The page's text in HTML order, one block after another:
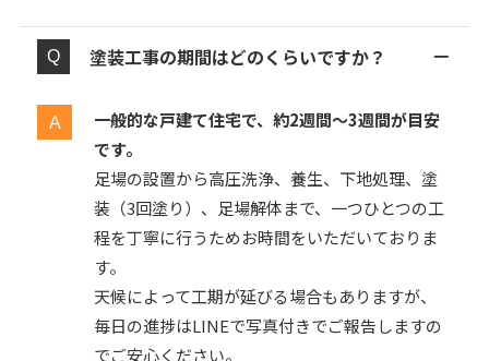
塗装工事の期間はどのくらいですか？
一般的な戸建て住宅で、約2週間〜3週間が目安
です。
足場の設置から高圧洗浄、養生、下地処理、塗
装（3回塗り）、足場解体まで、一つひとつの工
程を丁寧に行うためお時間をいただいておりま
す。
天候によって工期が延びる場合もありますが、
毎日の進捗はLINEで写真付きでご報告しますの
でご安心ください。